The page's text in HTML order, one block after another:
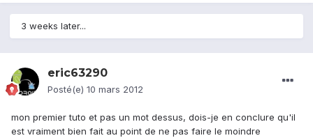
3 weeks later...
eric63290
Posté(e) 10 mars 2012
mon premier tuto et pas un mot dessus, dois-je en conclure qu'il
est vraiment bien fait au point de ne pas faire le moindre